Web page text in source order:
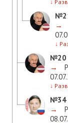
↓
→
↓
№20
→
↓
№34
→